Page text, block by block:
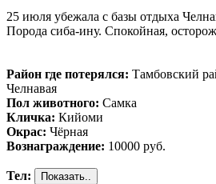
25 июля убежала с базы отдыха
Порода сиба-ину. Спокойная,
Район где потерялся: Тамбовский
Челнавая
Пол животного: Самка
Кличка: Кийоми
Окрас: Чёрная
Вознаграждение: 10000 руб.
Тел: